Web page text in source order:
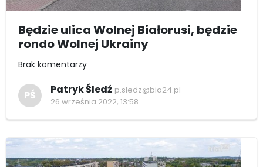
Będzie ulica Wolnej Białorusi, będzie
rondo Wolnej Ukrainy
Brak komentarzy
PŚ Patryk Śledź p.sledz@bia24.pl
26 września 2022, 13:58